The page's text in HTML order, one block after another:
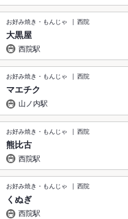
お好み焼き・もんじゃ 西院
大黒屋
西院駅
お好み焼き・もんじゃ 西院
マエチク
山ノ内駅
お好み焼き・もんじゃ 西院
熊比古
西院駅
お好み焼き・もんじゃ 西院
くぬぎ
西院駅